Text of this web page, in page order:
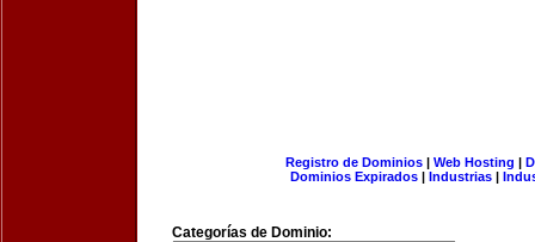
Registro de Dominios| Web Hosting |
Dominios Expirados | Industrias |
Categorías de Dominio: